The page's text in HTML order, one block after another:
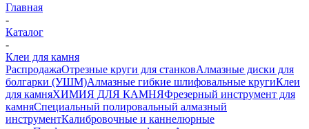
Главная
-
Каталог
-
Клеи для камня
РаспродажаОтрезные круги для станковАлмазные диски для
болгарки (УШМ)Алмазные гибкие шлифовальные кругиКлеи
для камняХИМИЯ ДЛЯ КАМНЯФрезерный инструмент для
камняСпециальный полировальный алмазный
инструментКалибровочные и каннелюрные